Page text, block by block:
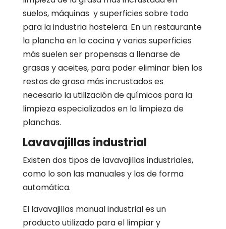
suelos, máquinas y superficies sobre todo
para la industria hostelera. En un restaurante
la plancha en la cocina y varias superficies
más suelen ser propensas a llenarse de
grasas y aceites, para poder eliminar bien los
restos de grasa más incrustados es
necesario la utilización de químicos para la
limpieza especializados en la limpieza de
planchas.
Lavavajillas industrial
Existen dos tipos de lavavajillas industriales,
como lo son las manuales y las de forma
automática.
El lavavajillas manual industrial es un
producto utilizado para el limpiar y